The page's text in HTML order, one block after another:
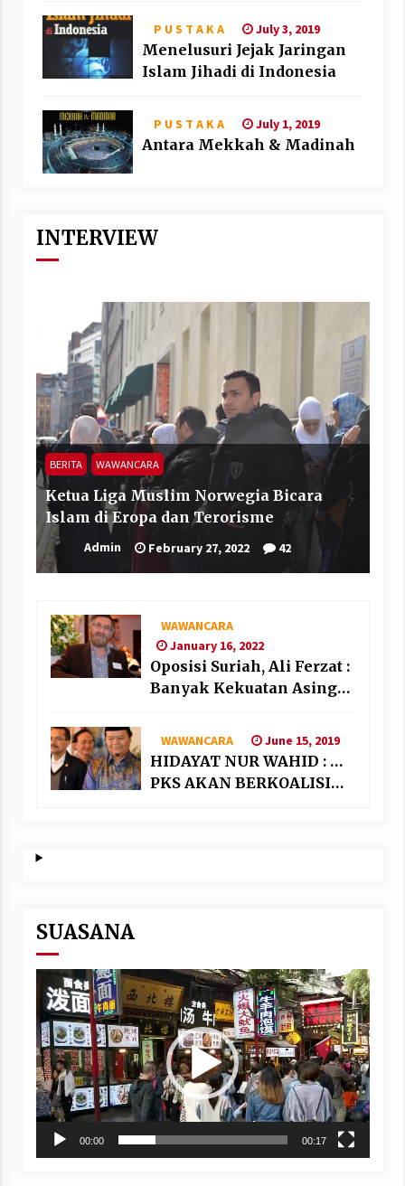
P U S T A K A July 3, 2019
Menelusuri Jejak Jaringan
Islam Jihadi di Indonesia
P U S T A K A July 1, 2019
Antara Mekkah & Madinah
INTERVIEW
BERITA WAWANCARA
Ketua Liga Muslim Norwegia Bicara
Islam di Eropa dan Terorisme
Admin February 27, 2022 42
WAWANCARA
January 16, 2022
Oposisi Suriah, Ali Ferzat :
Banyak Kekuatan Asing
WAWANCARA June 15, 2019
HIDAYAT NUR WAHID : …
PKS AKAN BERKOALISI
SUASANA
Video
Player
00:00 00:17